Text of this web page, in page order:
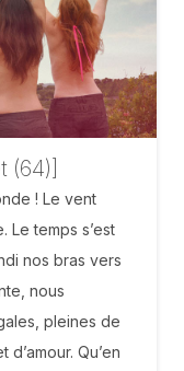
(64)]
! Le vent
Le temps s’est
nos bras vers
nous
pleines de
Qu’en